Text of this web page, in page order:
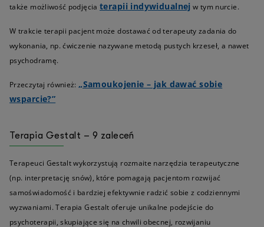
także możliwość podjęcia terapii indywidualnej w tym nurcie.
W trakcie terapii pacjent może dostawać od terapeuty zadania do
wykonania, np. ćwiczenie nazywane metodą pustych krzeseł, a nawet
psychodramę.
Przeczytaj również:„Samoukojenie – jak dawać sobie
wsparcie?”
Terapia Gestalt – 9 zaleceń
Terapeuci Gestalt wykorzystują rozmaite narzędzia terapeutyczne
(np. interpretację snów), które pomagają pacjentom rozwijać
samoświadomość i bardziej efektywnie radzić sobie z codziennymi
wyzwaniami. Terapia Gestalt oferuje unikalne podejście do
psychoterapii, skupiające się na chwili obecnej, rozwijaniu